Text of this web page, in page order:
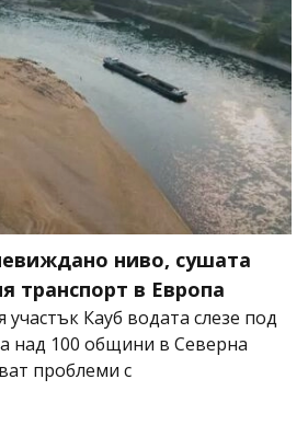
ниво, сушата
транспорт в Европа
участък Кауб водата слезе под
над 100 общини в Северна
проблеми с